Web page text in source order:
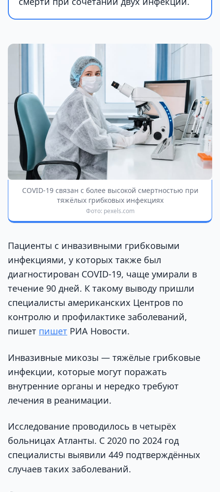
COVID-19 связан с более высокой смертностью при
тяжёлых грибковых инфекциях
Фото: pexels.com
Пациенты с инвазивными грибковыми
инфекциями, у которых также был
диагностирован COVID-19, чаще умирали в
течение 90 дней. К такому выводу пришли
специалисты американских Центров по
контролю и профилактике заболеваний,
пишет пишет РИА Новости.
Инвазивные микозы — тяжёлые грибковые
инфекции, которые могут поражать
внутренние органы и нередко требуют
лечения в реанимации.
Исследование проводилось в четырёх
больницах Атланты. С 2020 по 2024 год
специалисты выявили 449 подтверждённых
случаев таких заболеваний.